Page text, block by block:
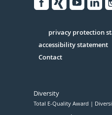
Serivce
privacy protection
accessibility statement
Contact
Diversity
Total E-Quality Award